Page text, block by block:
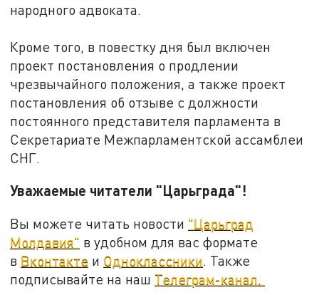
народного адвоката.
Кроме того, в повестку дня был включен
проект постановления о продлении
чрезвычайного положения, а также проект
постановления об отзыве с должности
постоянного представителя парламента в
Секретариате Межпарламентской ассамблеи
СНГ.
Уважаемые читатели "Царьграда"!
Вы можете читать новости "Царьград
Молдавия" в удобном для вас формате
в Вконтакте и Одноклассники. Также
подписывайте на наш Телеграм-канал.